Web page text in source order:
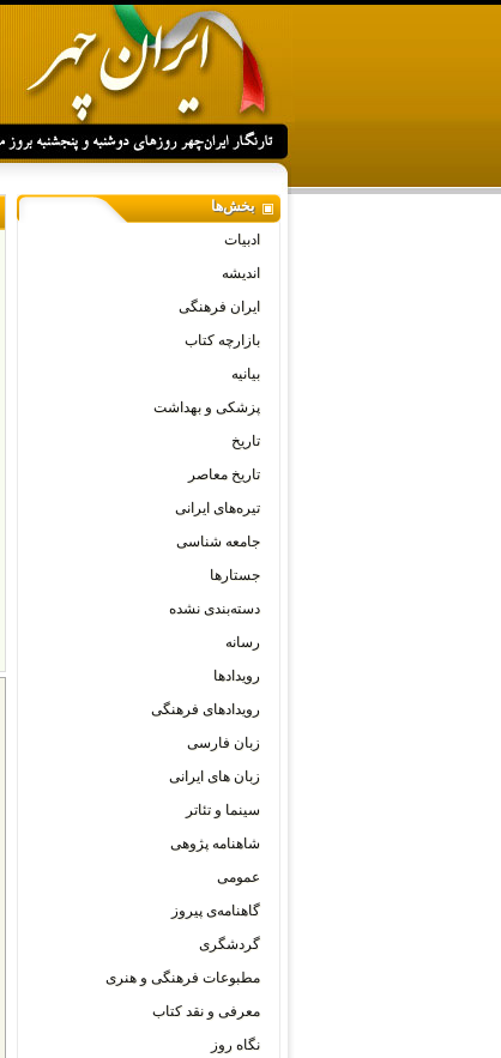
بخش‌ها
ادبیات
اندیشه
ایران فرهنگی
بازارچه کتاب
بیانیه
پزشکی و بهداشت
تاریخ
تاریخ معاصر
تیره‌های ایرانی
جامعه شناسی
جستارها
دسته‌بندی نشده
رسانه
رویدادها
رویدادهای فرهنگی
زبان فارسی
زبان های ایرانی
سینما و تئاتر
شاهنامه پژوهی
عمومی
گاهنامه‌ی پیروز
گردشگری
مطبوعات فرهنگی و هنری
معرفی و نقد کتاب
نگاه روز